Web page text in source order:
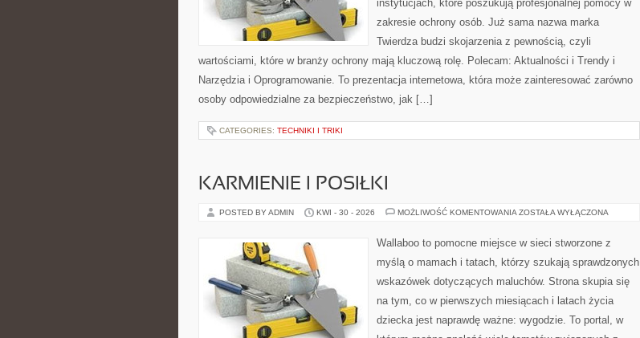
instytucjach, które poszukują profesjonalnej pomocy w
zakresie ochrony osób. Już sama nazwa marka
Twierdza budzi skojarzenia z pewnością, czyli
wartościami, które w branży ochrony mają kluczową rolę. Polecam: Aktualności i Trendy i
Narzędzia i Oprogramowanie. To prezentacja internetowa, która może zainteresować zarówno
osoby odpowiedzialne za bezpieczeństwo, jak […]
CATEGORIES: TECHNIKI I TRIKI
KARMIENIE I POSIŁKI
POSTED BY ADMIN KWI - 30 - 2026 MOŻLIWOŚĆ KOMENTOWANIA KARMIENIE
ZOSTAŁA WYŁĄCZONA
Wallaboo to pomocne miejsce w sieci stworzone z
myślą o mamach i tatach, którzy szukają sprawdzonych
wskazówek dotyczących maluchów. Strona skupia się
na tym, co w pierwszych miesiącach i latach życia
dziecka jest naprawdę ważne: wygodzie. To portal, w